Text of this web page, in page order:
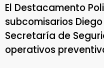
El Destacamento
subcomisarios
Secretaría de
operativos